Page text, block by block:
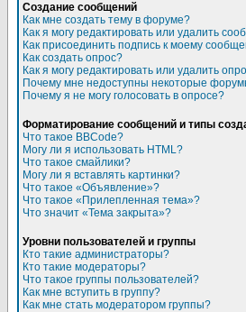
Создание сообщений
Как мне создать тему в форуме?
Как я могу редактировать или удалить
Как присоединить подпись к моему
Как создать опрос?
Как я могу редактировать или удалить
Почему мне недоступны некоторые
Почему я не могу голосовать в опросе?
Форматирование сообщений и типы
Что такое BBCode?
Могу ли я использовать HTML?
Что такое смайлики?
Могу ли я вставлять картинки?
Что такое «Объявление»?
Что такое «Прилепленная тема»?
Что значит «Тема закрыта»?
Уровни пользователей и группы
Кто такие администраторы?
Кто такие модераторы?
Что такое группы пользователей?
Как мне вступить в группу?
Как мне стать модератором группы?